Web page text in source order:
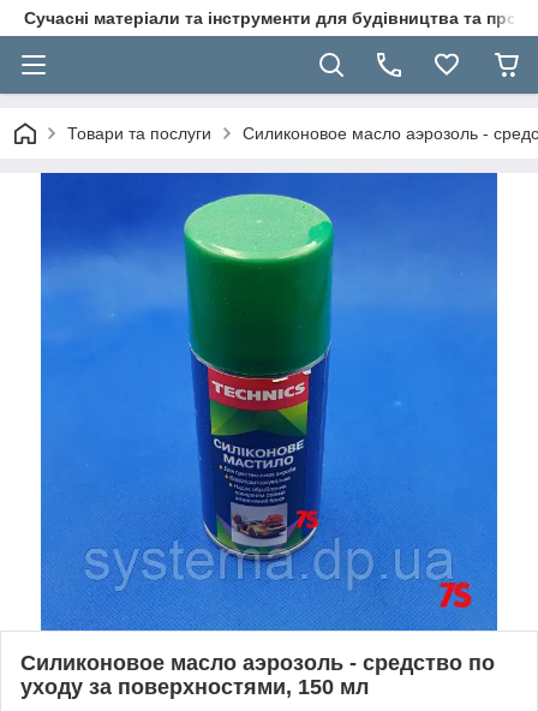
Сучасні матеріали та інструменти для будівництва та
Товари та послуги Силиконовое масло аэрозоль -
Силиконовое масло аэрозоль - средство по
уходу за поверхностями, 150 мл